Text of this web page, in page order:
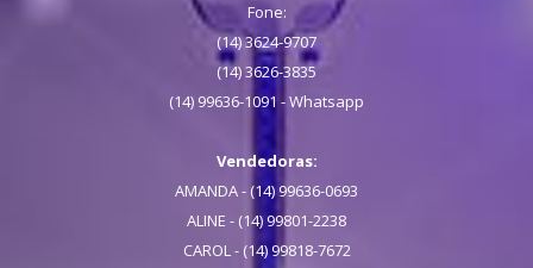
Fone:
(14) 3624-9707
(14) 3626-3835
(14) 99636-1091 - Whatsapp
Vendedoras:
AMANDA - (14) 99636-0693
ALINE - (14) 99801-2238
CAROL - (14) 99818-7672